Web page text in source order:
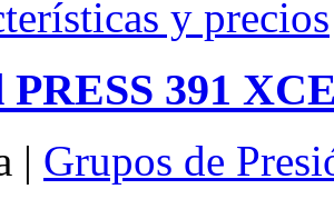
y precios
391
| Grupos de